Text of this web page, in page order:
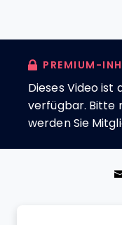
PREMIUM-
Dieses Video ist
verfügbar. Bitte
werden Sie